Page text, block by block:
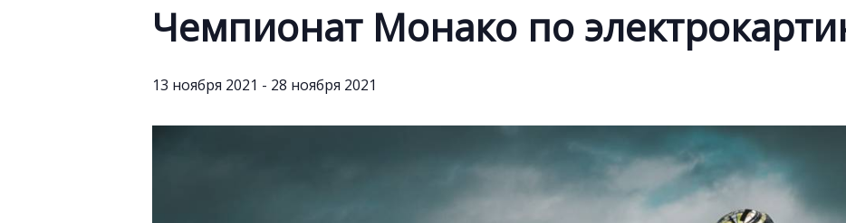
Чемпионат Монако по
13 ноября 2021 - 28 ноября 2021